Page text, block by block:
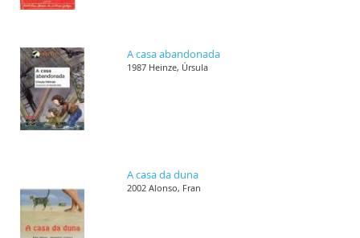
A casa abandonada
1987 Heinze, Úrsula
A casa da duna
2002 Alonso, Fran